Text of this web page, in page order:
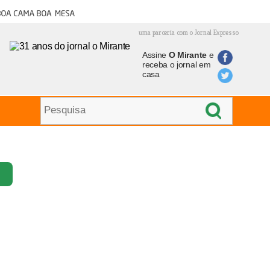
cama boa mesa
uma parceria com o Jornal Expresso
Assine O Mirantee
receba o jornal em
casa